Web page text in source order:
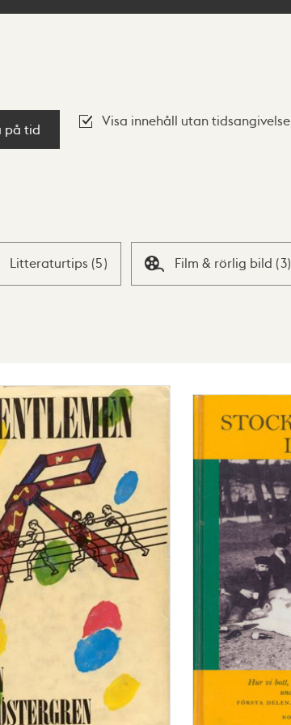
på tid
Visa innehåll utan tidsangivelse
Litteraturtips (5) Film & rörlig bild (3)